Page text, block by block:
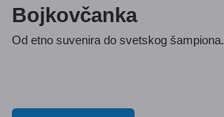
Bojkovčanka
Od etno suvenira do svetskog šampiona.